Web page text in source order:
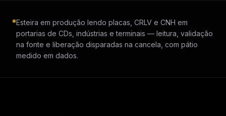
Esteira em produção lendo placas, CRLV e CNH em
portarias de CDs, indústrias e terminais — leitura, validação
na fonte e liberação disparadas na cancela, com pátio
medido em dados.